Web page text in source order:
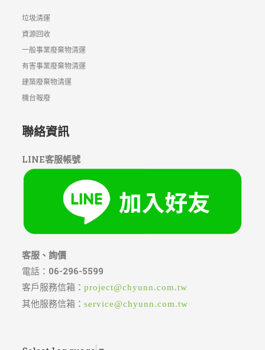
垃圾清運
資源回收
一般事業廢棄物清運
有害事業廢棄物清運
建築廢棄物清運
機台報廢
聯絡資訊
LINE客服帳號
客服、詢價
電話： 06-296-5599
客戶服務信箱：project@chyunn.com.tw
其他服務信箱：service@chyunn.com.tw